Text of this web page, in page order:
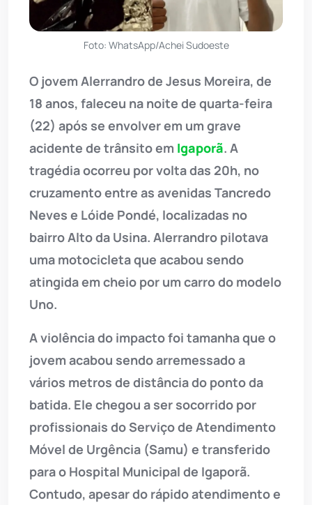
Foto: WhatsApp/Achei Sudoeste
O jovem Alerrandro de Jesus Moreira, de
18 anos, faleceu na noite de quarta-feira
(22) após se envolver em um grave
acidente de trânsito em Igaporã. A
tragédia ocorreu por volta das 20h, no
cruzamento entre as avenidas Tancredo
Neves e Lóide Pondé, localizadas no
bairro Alto da Usina. Alerrandro pilotava
uma motocicleta que acabou sendo
atingida em cheio por um carro do modelo
Uno.
A violência do impacto foi tamanha que o
jovem acabou sendo arremessado a
vários metros de distância do ponto da
batida. Ele chegou a ser socorrido por
profissionais do Serviço de Atendimento
Móvel de Urgência (Samu) e transferido
para o Hospital Municipal de Igaporã.
Contudo, apesar do rápido atendimento e